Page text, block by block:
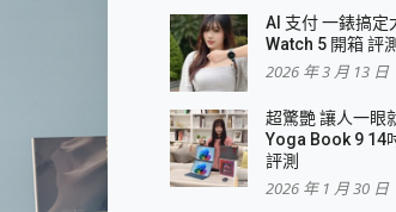
的行動電源 開箱 評測
紀錄生活就是這麼簡單
?
低 NT$0 起
AI 支付 一錶搞
Watch 5 開箱 評
2026 年 3 月 13 日
超驚艷 讓人一眼
Yoga Book 9 14
評測
2026 年 1 月 30 日